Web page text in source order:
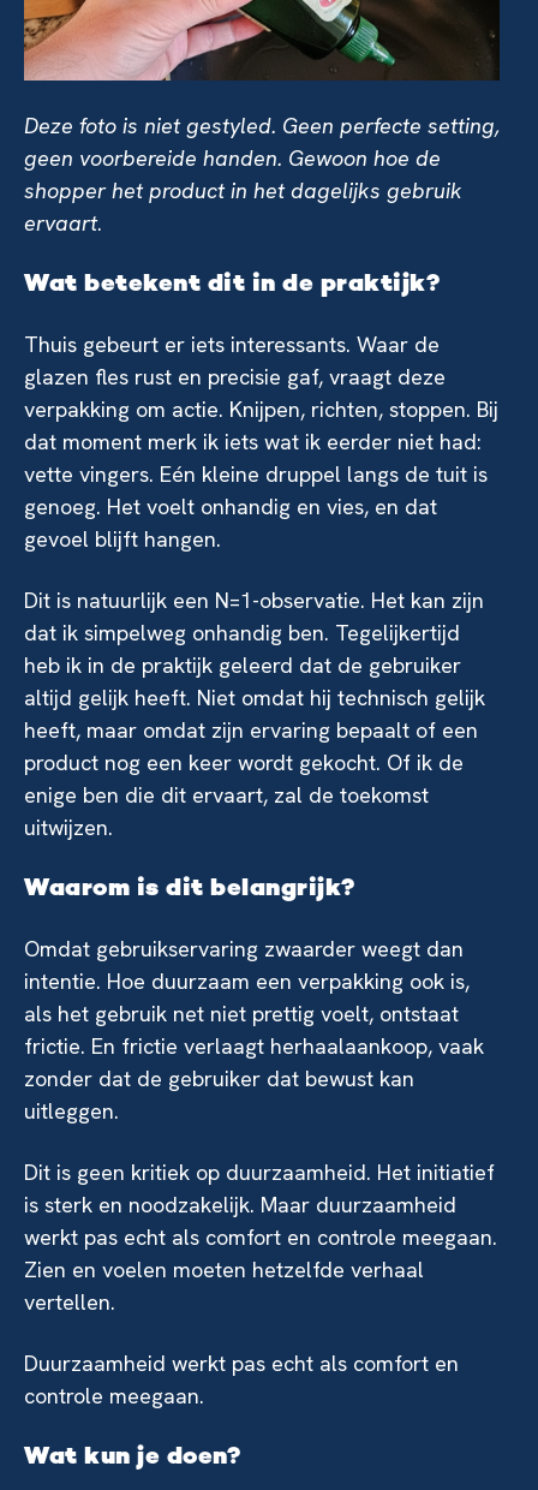
Deze foto is niet gestyled. Geen perfecte setting,
geen voorbereide handen. Gewoon hoe de
shopper het product in het dagelijks gebruik
ervaart.
Wat betekent dit in de praktijk?
Thuis gebeurt er iets interessants. Waar de
glazen fles rust en precisie gaf, vraagt deze
verpakking om actie. Knijpen, richten, stoppen. Bij
dat moment merk ik iets wat ik eerder niet had:
vette vingers. Eén kleine druppel langs de tuit is
genoeg. Het voelt onhandig en vies, en dat
gevoel blijft hangen.
Dit is natuurlijk een N=1-observatie. Het kan zijn
dat ik simpelweg onhandig ben. Tegelijkertijd
heb ik in de praktijk geleerd dat de gebruiker
altijd gelijk heeft. Niet omdat hij technisch gelijk
heeft, maar omdat zijn ervaring bepaalt of een
product nog een keer wordt gekocht. Of ik de
enige ben die dit ervaart, zal de toekomst
uitwijzen.
Waarom is dit belangrijk?
Omdat gebruikservaring zwaarder weegt dan
intentie. Hoe duurzaam een verpakking ook is,
als het gebruik net niet prettig voelt, ontstaat
frictie. En frictie verlaagt herhaalaankoop, vaak
zonder dat de gebruiker dat bewust kan
uitleggen.
Dit is geen kritiek op duurzaamheid. Het initiatief
is sterk en noodzakelijk. Maar duurzaamheid
werkt pas echt als comfort en controle meegaan.
Zien en voelen moeten hetzelfde verhaal
vertellen.
Duurzaamheid werkt pas echt als comfort en
controle meegaan.
Wat kun je doen?